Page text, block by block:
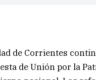
de Corrientes
de Unión por la